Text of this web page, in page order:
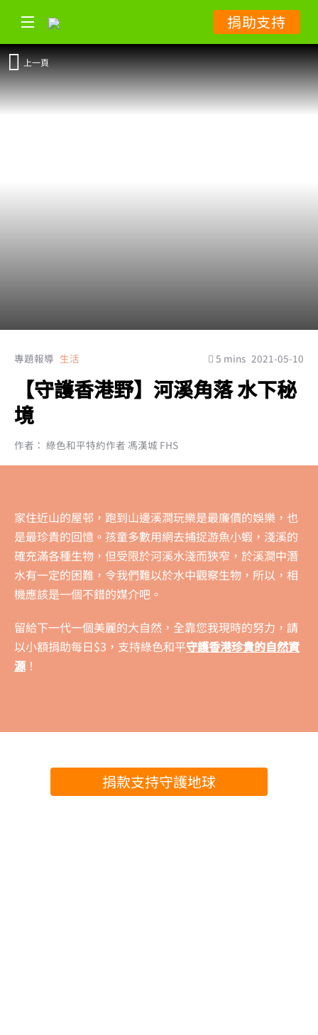
捐助支持
上一頁
專題報導 生活 5 mins 2021-05-10
【守護香港野】河溪角落 水下秘
境
作者： 綠色和平特約作者 馮漢城 FHS
家住近山的屋邨，跑到山邊溪澗玩樂是最廉價的娛樂，也
是最珍貴的回憶。孩童多數用網去捕捉游魚小蝦，淺溪的
確充滿各種生物，但受限於河溪水淺而狹窄，於溪澗中潛
水有一定的困難，令我們難以於水中觀察生物，所以，相
機應該是一個不錯的媒介吧。
留給下一代一個美麗的大自然，全靠您我現時的努力，請
以小額捐助每日$3，支持綠色和平守護香港珍貴的自然資
源 ！
捐款支持守護地球